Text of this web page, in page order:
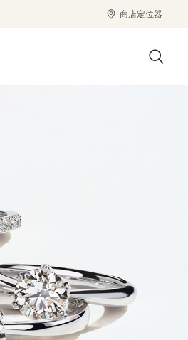
商店定位器